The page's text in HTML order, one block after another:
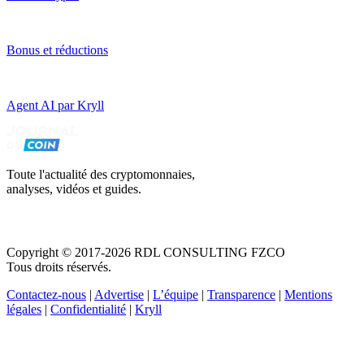
Bonus et réductions
Agent AI par Kryll
Toute l'actualité des cryptomonnaies,
analyses, vidéos et guides.
Copyright © 2017-2026 RDL CONSULTING FZCO
Tous droits réservés.
Contactez-nous | Advertise | L’équipe | Transparence | Mentions
légales | Confidentialité | Kryll